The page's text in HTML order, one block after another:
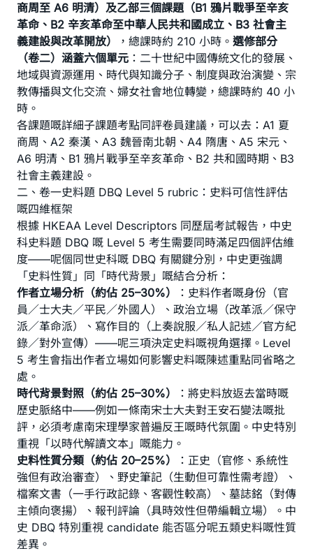
商周至 A6 明清）及乙部三個課題（B1 鴉片戰爭至辛亥
革命、B2 辛亥革命至中華人民共和國成立、B3 社會主
義建設與改革開放）
，總課時約 210 小時。 選修部分
（卷二）涵蓋六個單元 ：二十世紀中國傳統文化的發展、
地域與資源運用、時代與知識分子、制度與政治演變、宗
教傳播與文化交流、婦女社會地位轉變，總課時約 40 小
時。
各課題嘅詳細子課題考點同評卷員建議，可以去： A1 夏
商周 、 A2 秦漢 、 A3 魏晉南北朝 、 A4 隋唐 、 A5 宋元 、
A6 明清 、 B1 鴉片戰爭至辛亥革命 、 B2 共和國時期 、 B3
社會主義建設 。
二、卷一史料題 DBQ Level 5 rubric：史料可信性評估
嘅四維框架
根據 HKEAA Level Descriptors 同歷屆考試報告，中史
科史料題 DBQ 嘅 Level 5 考生需要同時滿足四個評估維
度——呢個同世史科嘅 DBQ 有關鍵分別，中史更強調
「史料性質」同「時代背景」嘅結合分析：
作者立場分析（約佔 25–30%）
：史料作者嘅身份（官
員／士大夫／平民／外國人）、政治立場（改革派／保守
派／革命派）、寫作目的（上奏說服／私人記述／官方紀
錄／對外宣傳）——呢三項決定史料嘅視角選擇。Level
5 考生會指出作者立場如何影響史料嘅陳述重點同省略之
處。
時代背景對照（約佔 25–30%）
：將史料放返去當時嘅
歷史脈絡中——例如一條南宋士大夫對王安石變法嘅批
評，必須考慮南宋理學家普遍反王嘅時代氛圍。中史特別
重視「以時代解讀文本」嘅能力。
史料性質分類（約佔 20–25%）
：正史（官修、系統性
強但有政治審查）、野史筆記（生動但可靠性需考證）、
檔案文書（一手行政記錄、客觀性較高）、墓誌銘（對傳
主傾向褒揚）、報刊評論（具時效性但帶編輯立場）。中
史 DBQ 特別重視 candidate 能否區分呢五類史料嘅性質
差異。